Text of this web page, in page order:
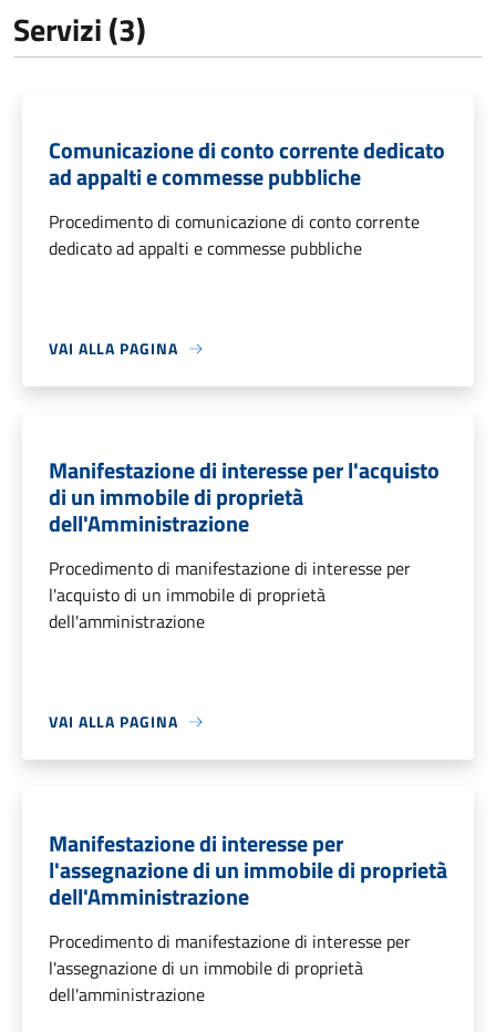
Servizi (3)
Comunicazione di conto corrente dedicato
ad appalti e commesse pubbliche
Procedimento di comunicazione di conto corrente
dedicato ad appalti e commesse pubbliche
VAI ALLA PAGINA
Manifestazione di interesse per l'acquisto
di un immobile di proprietà
dell'Amministrazione
Procedimento di manifestazione di interesse per
l'acquisto di un immobile di proprietà
dell'amministrazione
VAI ALLA PAGINA
Manifestazione di interesse per
l'assegnazione di un immobile di proprietà
dell'Amministrazione
Procedimento di manifestazione di interesse per
l'assegnazione di un immobile di proprietà
dell'amministrazione